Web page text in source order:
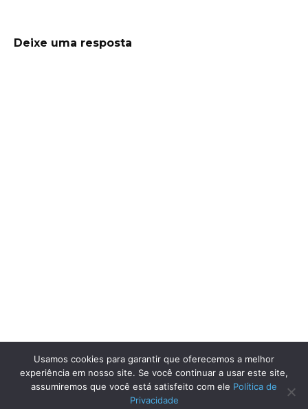
Deixe uma resposta
Usamos cookies para garantir que oferecemos a melhor
experiência em nosso site. Se você continuar a usar este site,
assumiremos que você está satisfeito com ele Política de
Privacidade